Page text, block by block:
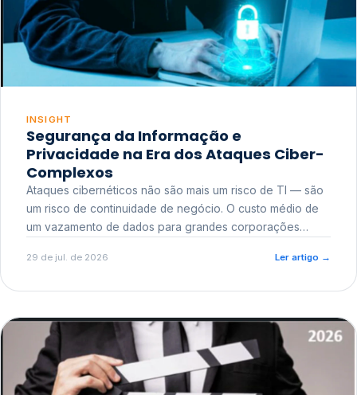
INSIGHT
Segurança da Informação e
Privacidade na Era dos Ataques Ciber-
Complexos
Ataques cibernéticos não são mais um risco de TI — são
um risco de continuidade de negócio. O custo médio de
um vazamento de dados para grandes corporações
reputacional e o risco regulatório junto a órgãos como a
29 de jul. de 2026 Ler artigo →